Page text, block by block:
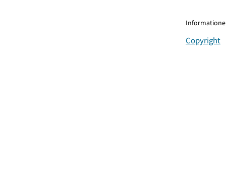
Copyright